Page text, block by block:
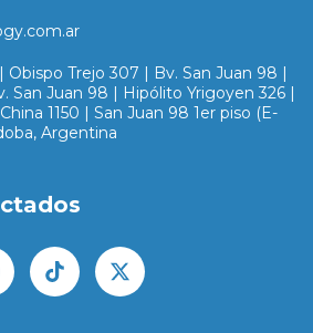
Obispo Trejo 307 | Bv. San Juan 98 |
San Juan 98 | Hipólito Yrigoyen 326 |
1150 | San Juan 98 1er piso (E-
Argentina